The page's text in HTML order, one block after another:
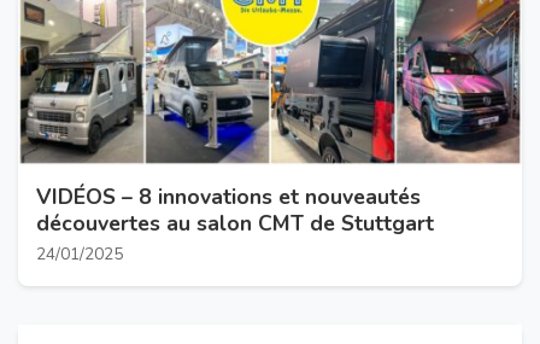
VIDÉOS – 8 innovations et nouveautés
découvertes au salon CMT de Stuttgart
24/01/2025